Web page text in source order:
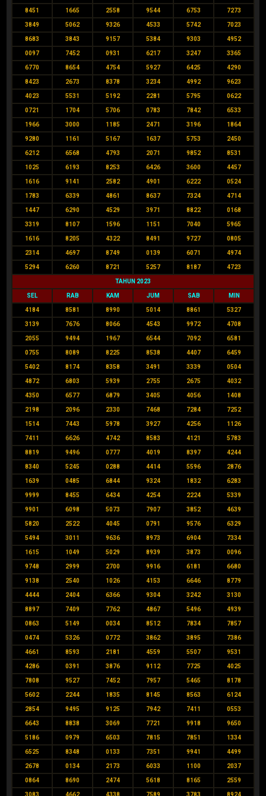
8451 1665 2558 9544 6753 7273
3849 5062 9326 4533 5742 7023
8683 3843 9157 5384 9303 4952
0097 7452 0931 6217 3247 3365
6770 8654 4754 5927 6425 4290
8423 2673 8378 3234 4992 9623
4023 5531 5192 2281 5795 0622
0721 1704 5706 0783 7842 6533
1966 3000 1185 2471 3196 1864
9280 1161 5167 1637 5753 2450
6212 6568 4793 2071 9852 8531
1025 6193 8253 6426 3600 4457
1616 9141 2582 4901 6222 0524
1783 6339 4861 8637 7324 4714
1447 6290 4529 3971 8822 0168
3319 8107 1596 1151 7040 5965
1616 8205 4322 8491 9727 0805
2314 4697 8749 0139 6071 4974
5294 6260 8721 5257 8187 4723
TAHUN 2023
SEL RAB KAM JUM SAB MIN
4184 8581 8990 5014 8861 5327
3139 7676 8066 4543 9972 4708
2055 9494 1967 6544 7092 6581
0755 8089 8225 8538 4407 6459
5402 8174 8358 3491 3339 0504
4872 6803 5939 2755 2675 4032
4350 6577 6879 3405 4056 1408
2198 2096 2330 7468 7284 7252
1514 7443 5978 3927 4256 1126
7411 6626 4742 8583 4121 5783
8819 9496 0777 4019 8397 4244
8340 5245 0288 4414 5596 2876
1639 0485 6844 9324 1832 6283
9999 8455 6434 4254 2224 5339
9901 6098 5073 7907 3852 4639
5820 2522 4045 0791 9576 6329
5494 3011 9636 8973 6904 7334
1615 1049 5029 8939 3873 0096
9748 2999 2700 9916 6181 6680
9138 2540 1026 4153 6646 8779
4444 2404 6366 9304 3242 3130
8897 7409 7762 4867 5496 4939
0863 5149 0034 8512 7834 7857
0474 5326 0772 3862 3895 7386
4661 8593 2181 4559 5507 9531
4286 0391 3876 9112 7725 4025
7808 9527 7452 7957 5465 8178
5602 2244 1835 8145 8563 6124
2854 9495 9125 7942 7411 0553
6643 8838 3069 7721 9918 9650
5186 0979 6503 7815 7851 1334
6525 8348 0133 7351 9941 4499
2678 0134 2173 6033 1100 2037
0864 8690 2474 5618 8165 2559
3083 4662 4338 7589 3783 8924